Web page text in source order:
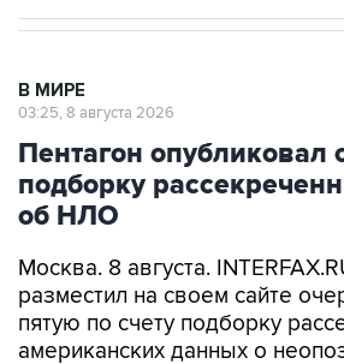
В МИРЕ
03:25, 8 августа 2026
Пентагон опубликовал
подборку
об НЛО
Москва. 8 августа.
разместил на своем сайте
пятую по счету подборку
американских данных о